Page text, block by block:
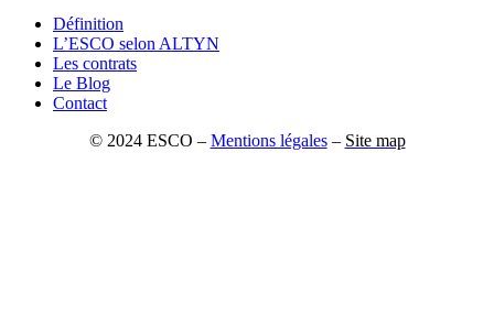
Définition
L’ESCO selon ALTYN
Les contrats
Le Blog
Contact
© 2024 ESCO – Mentions légales– Site map